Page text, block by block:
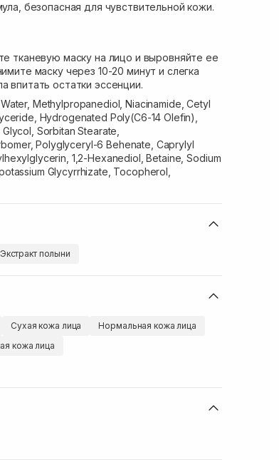
безопасная для чувствительной кожи.
тканевую маску на лицо и выровняйте ее
маску через 10-20 минут и слегка
впитать остатки эссенции.
Methylpropanediol, Niacinamide, Cetyl
Hydrogenated Poly(C6-14 Olefin),
Sorbitan Stearate,
Polyglyceryl-6 Behenate, Caprylyl
1,2-Hexanediol, Betaine, Sodium
Glycyrrhizate, Tocopherol,
Экстракт полыни
Сухая кожа лица
Нормальная кожа лица
кожа лица